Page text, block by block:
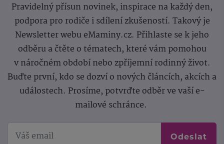
Pravidelný přísun novinek, inspirace na každý den,
podpora pro rodiče i sdílení zkušeností. Takový je
Newsletter webu eMaminy.cz. Přihlaste se k jeho
odběru a čtěte o tématech, které vám pomohou
v náročném období nebo zpříjemní rodinný život.
Buďte první, kdo se dozví o nových článcích, akcích a
událostech. Prosíme, potvrďte odběr ve vaší e-
mailové schránce.
Odeslat